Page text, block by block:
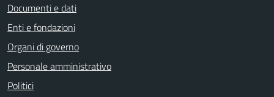
Documenti e dati
Enti e fondazioni
Organi di governo
Personale amministrativo
Politici